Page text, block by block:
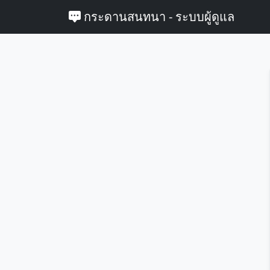
กระดานสนทนา - ระบบผู้ดูแล